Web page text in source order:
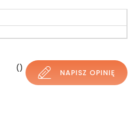
() NAPISZ OPINIĘ